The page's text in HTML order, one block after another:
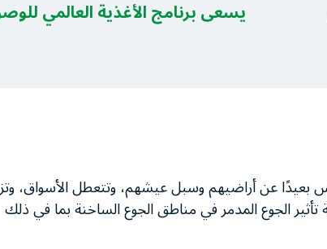
يسعى برنامج الأغذية العالمي
بعيدًا عن أراضيهم وسبل عيشهم، وتتعطل الأسواق،
تأثير الجوع المدمر في مناطق الجوع الساخنة بما في ذلك